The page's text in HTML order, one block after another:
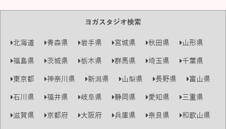
ヨガスタジオ検索
北海道 青森県 岩手県 宮城県 秋田県
山形県
福島県
茨城県 栃木県 群馬県 埼玉県
千葉県
東京都
神奈川県 新潟県 山梨県 長野県
富山県
石川県
福井県 岐阜県 静岡県 愛知県
三重県
滋賀県
京都府 大阪府 兵庫県 奈良県
和歌山県